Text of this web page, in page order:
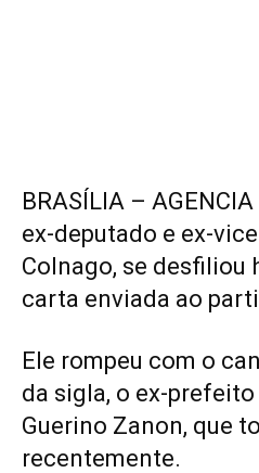
BRASÍLIA – AGENCIA
ex-deputado e ex-
Colnago, se desfiliou
carta enviada ao
Ele rompeu com o
da sigla, o ex-prefeito
Guerino Zanon, que
recentemente.